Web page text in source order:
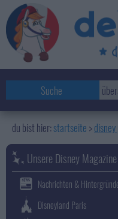
startseite
Unsere Disney Magazine
Nachrichten &
Disneyland Paris